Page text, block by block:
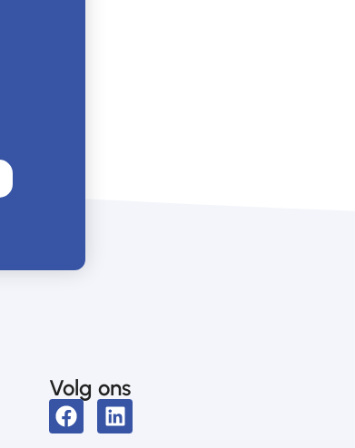
Volg ons